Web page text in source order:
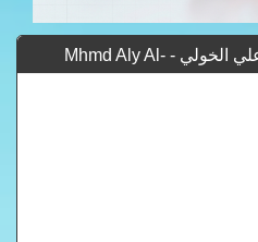
المؤلف / الكاتب : محمد علي الخولي - Mhmd Aly Al-